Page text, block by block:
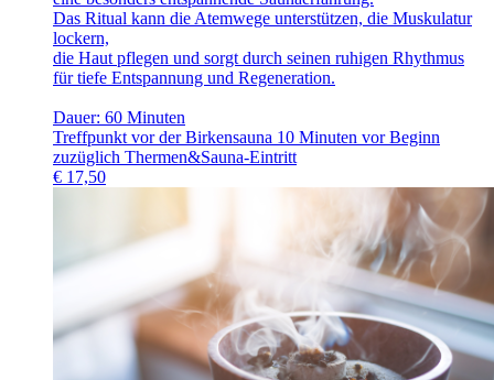
Das Ritual kann die Atemwege unterstützen, die Muskulatur
lockern,
die Haut pflegen und sorgt durch seinen ruhigen Rhythmus
für tiefe Entspannung und Regeneration.
Dauer: 60 Minuten
Treffpunkt vor der Birkensauna 10 Minuten vor Beginn
zuzüglich Thermen&Sauna-Eintritt
€ 17,50